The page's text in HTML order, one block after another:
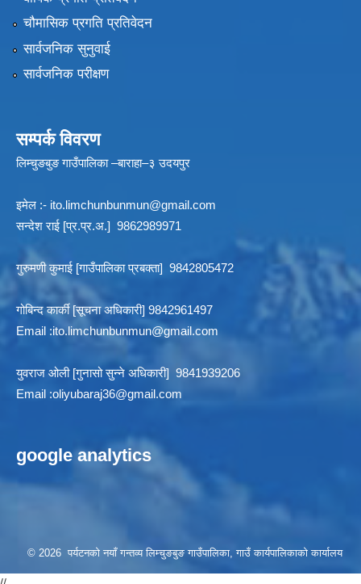
चौमासिक प्रगति प्रतिवेदन
सार्वजनिक सुनुवाई
सार्वजनिक परीक्षण
सम्पर्क विवरण
लिम्चुङबुङ गाउँपालिका –बाराहा–३ उदयपुर
इमेल :- ito.limchunbunmun@gmail.com
सन्देश राई [प्र.प्र.अ.] 9862989971
गुरुमणी कुमाई [गाउँपालिका प्रबक्ता] 9842805472
गोबिन्द कार्की [सूचना अधिकारी] 9842961497
Email :ito.limchunbunmun@gmail.com
युवराज ओली [गुनासो सुन्ने अधिकारी] 9841939206
Email :oliyubaraj36@gmail.com
google analytics
© 2026 पर्यटनको नयाँ गन्तव्य लिम्चुङबुङ गाउँपालिका, गाउँ कार्यपालिकाको कार्यालय